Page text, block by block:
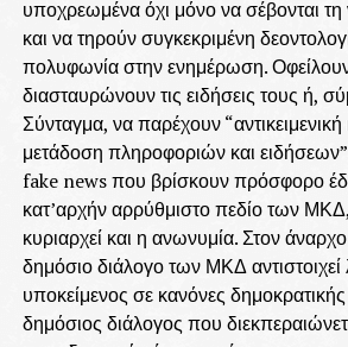
υποχρεωμένα όχι μόνο να σέβονται τη
και να τηρούν συγκεκριμένη
πολυφωνία στην ενημέρωση.
διασταυρώνουν τις ειδήσεις τους ή,
Σύνταγμα, να παρέχουν
μετάδοση πληροφοριών και
fake news που βρίσκουν πρόσφορο
κατ’αρχήν αρρύθμιστο πεδίο των
κυριαρχεί και η ανωνυμία. Στον
δημόσιο διάλογο των ΜΚΔ αντιστοιχεί
υποκείμενος σε κανόνες
δημόσιος διάλογος που